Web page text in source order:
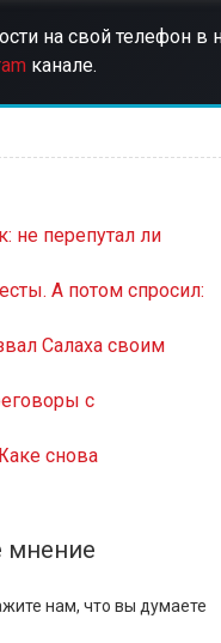
на свой телефон в
канале.
не перепутал ли
А потом спросил:
Салаха своим
с
снова
мнение
нам, что вы думаете